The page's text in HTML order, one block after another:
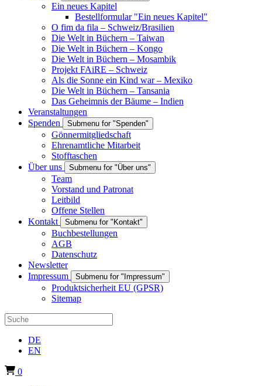
Ein neues Kapitel
Bestellformular "Ein neues Kapitel"
O fim da fila – Schweiz/Brasilien
Die Welt in Büchern – Taiwan
Die Welt in Büchern – Kongo
Die Welt in Büchern – Mosambik
Projekt FAiRE – Schweiz
Als die Sonne ein Kind war – Mexiko
Die Welt in Büchern – Tansania
Das Geheimnis der Bäume – Indien
Veranstaltungen
Spenden
Submenu for "Spenden"
Gönnermitgliedschaft
Ehrenamtliche Mitarbeit
Stofftaschen
Über uns
Submenu for "Über uns"
Team
Vorstand und Patronat
Leitbild
Offene Stellen
Kontakt
Submenu for "Kontakt"
Buchbestellungen
AGB
Datenschutz
Newsletter
Impressum
Submenu for "Impressum"
Produktsicherheit EU (GPSR)
Sitemap
DE
EN
0